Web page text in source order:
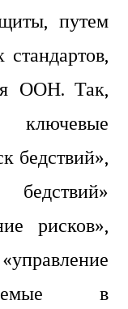
путем
ООН. Так,
ключевые
бедствий»,
рисков»,
в